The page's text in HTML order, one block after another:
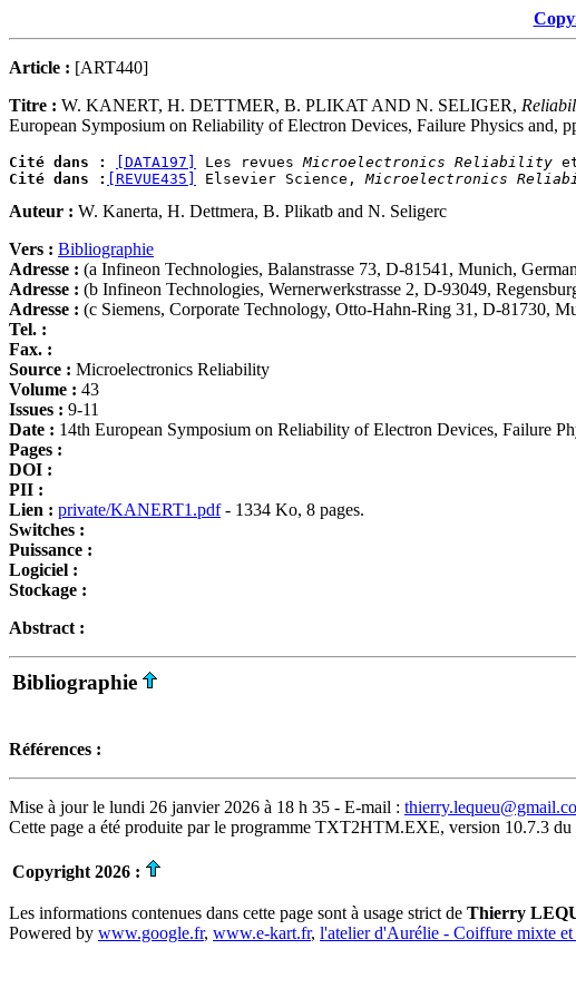
Article : [ART440]
Titre : W. KANERT, H. DETTMER, B. PLIKAT AND N. SELIGER,
European Symposium on Reliability of Electron Devices, Failure Physics and,
Cité dans : [DATA197] Les revues Microelectronics Reliability
Cité dans :
[REVUE435] Elsevier Science, Microelectronics
Auteur : W. Kanerta, H. Dettmera, B. Plikatb and N. Seligerc
Vers : Bibliographie
Adresse : (a Infineon Technologies, Balanstrasse 73, D-81541, Munich,
Adresse : (b Infineon Technologies, Wernerwerkstrasse 2, D-93049,
Adresse : (c Siemens, Corporate Technology, Otto-Hahn-Ring 31, D-81730,
Tel. :
Fax. :
Source : Microelectronics Reliability
Volume : 43
Issues : 9-11
Date : 14th European Symposium on Reliability of Electron Devices, Failure
Pages :
DOI :
PII :
Lien : private/KANERT1.pdf- 1334 Ko, 8 pages.
Switches :
Puissance :
Logiciel :
Stockage :
Abstract :
Bibliographie
Références :
Mise à jour le lundi 26 janvier 2026 à 18 h 35 - E-mail :
Cette page a été produite par le programme TXT2HTM.EXE, version 10.7.3 du
Copyright 2026 :
Les informations contenues dans cette page sont à usage strict de Thierry
Powered by www.google.fr, www.e-kart.fr, l'atelier d'Aurélie - Coiffure mixte et